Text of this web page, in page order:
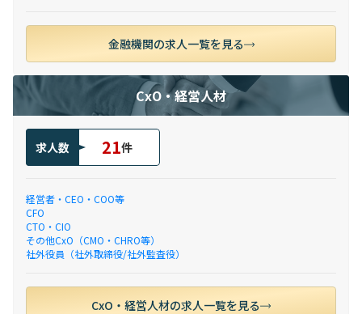
金融機関の求人一覧を見る
CxO・経営人材
求人数 21件
経営者・CEO・COO等
CFO
CTO・CIO
その他CxO（CMO・CHRO等）
社外役員（社外取締役/社外監査役）
CxO・経営人材の求人一覧を見る